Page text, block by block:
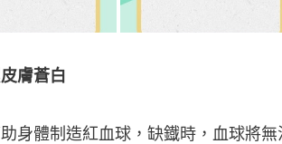
膚蒼白
身體制造紅血球，缺鐡時，血球將無